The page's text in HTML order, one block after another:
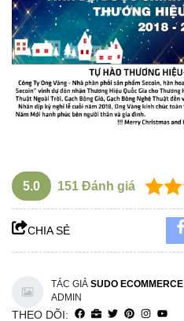
5.0 151 Đánh giá
CHIA SẺ
TÁC GIẢ SUDO ECOMMERCE
ADMIN
THEO DÕI: